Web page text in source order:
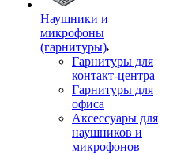
Наушники и
микрофоны
(гарнитуры)
Гарнитуры для
контакт-центра
Гарнитуры для
офиса
Аксессуары для
наушников и
микрофонов